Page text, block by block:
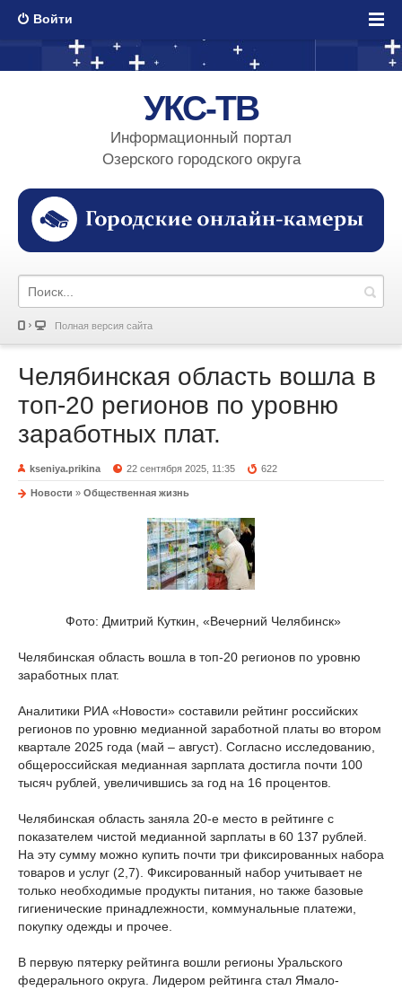
Войти
УКС-ТВ
Информационный портал
Озерского городского округа
Полная версия сайта
Челябинская область вошла в
топ-20 регионов по уровню
заработных плат.
kseniya.prikina 22 сентября 2025, 11:35 622
Новости » Общественная жизнь
Фото: Дмитрий Куткин, «Вечерний Челябинск»
Челябинская область вошла в топ-20 регионов по уровню
заработных плат.
Аналитики РИА «Новости» составили рейтинг российских
регионов по уровню медианной заработной платы во втором
квартале 2025 года (май – август). Согласно исследованию,
общероссийская медианная зарплата достигла почти 100
тысяч рублей, увеличившись за год на 16 процентов.
Челябинская область заняла 20-е место в рейтинге с
показателем чистой медианной зарплаты в 60 137 рублей.
На эту сумму можно купить почти три фиксированных набора
товаров и услуг (2,7). Фиксированный набор учитывает не
только необходимые продукты питания, но также базовые
гигиенические принадлежности, коммунальные платежи,
покупку одежды и прочее.
В первую пятерку рейтинга вошли регионы Уральского
федерального округа. Лидером рейтинга стал Ямало-